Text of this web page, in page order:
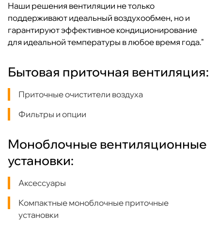
Наши решения вентиляции не только
поддерживают идеальный воздухообмен, но и
гарантируют эффективное кондиционирование
для идеальной температуры в любое время года."
Бытовая приточная вентиляция:
Приточные очистители воздуха
Фильтры и опции
Моноблочные вентиляционные
установки:
Аксессуары
Компактные моноблочные приточные
установки